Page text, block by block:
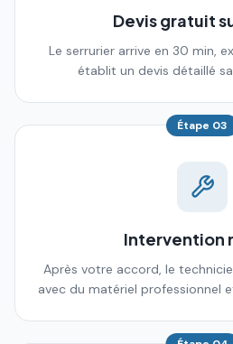
Devis gratuit
Le serrurier arrive en 30 min,
établit un devis détaillé
Étape 03
Intervention
Après votre accord, le
avec du matériel professionnel